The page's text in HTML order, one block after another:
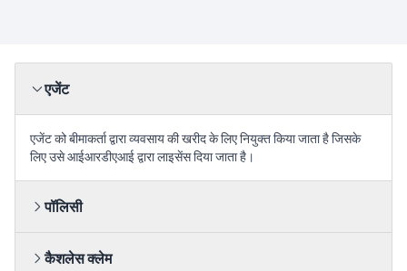
एजेंट
एजेंट को बीमाकर्ता द्वारा व्यवसाय की खरीद के लिए नियुक्त किया जाता है जिसके
लिए उसे आईआरडीएआई द्वारा लाइसेंस दिया जाता है।
पॉलिसी
कैशलेस क्लेम